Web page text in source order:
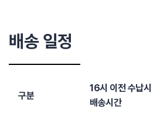
배송 일정
구분
16시 이전 수납시
배송시간